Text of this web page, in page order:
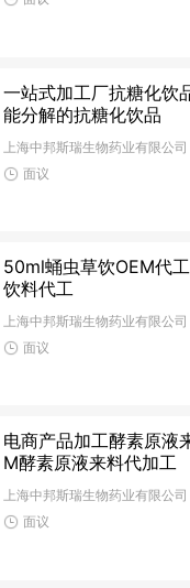
一站式加工厂抗糖化饮
能分解的抗糖化饮品
上海中邦斯瑞生物药业有限公司
面议
50ml蛹虫草饮OEM代
饮料代工
上海中邦斯瑞生物药业有限公司
面议
电商产品加工酵素原液
M酵素原液来料代加工
上海中邦斯瑞生物药业有限公司
面议